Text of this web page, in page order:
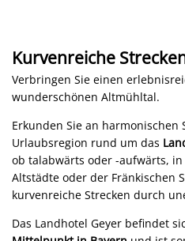
Kurvenreiche
Verbringen Sie einen
wunderschönen Altmühltal.
Erkunden Sie an harmonischen
Urlaubsregion rund um das
ob talabwärts oder -aufwärts,
Altstädte oder der Fränkischen
kurvenreiche Strecken durch
Das Landhotel Geyer befindet